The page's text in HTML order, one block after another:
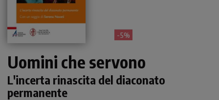
- 5%
Uomini che servono
L'incerta rinascita del diaconato
permanente